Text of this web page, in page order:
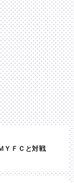
ＹＦＣと対戦